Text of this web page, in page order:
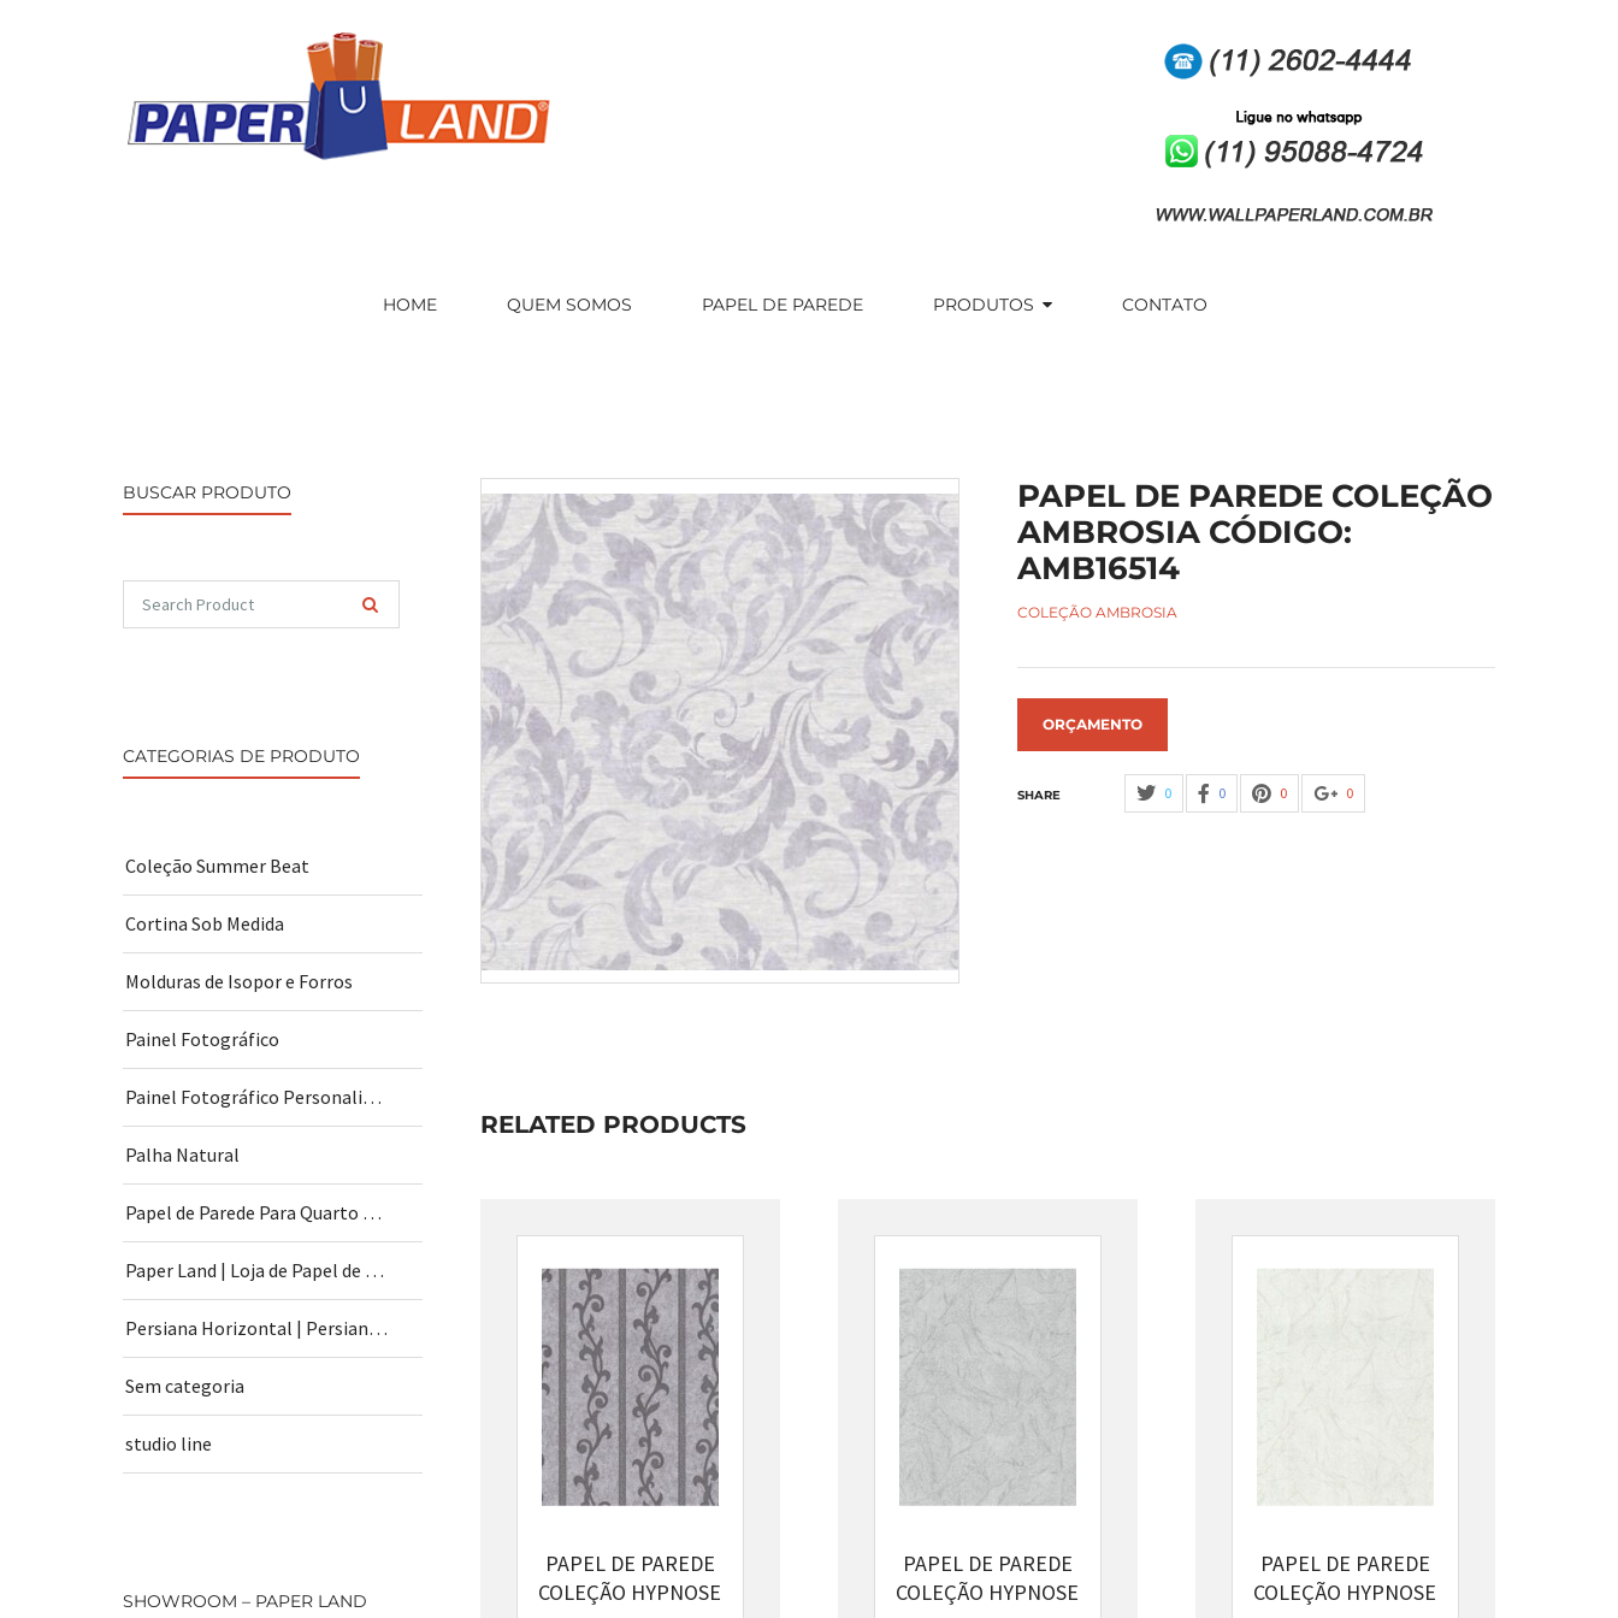
HOME QUEM SOMOS PAPEL DE PAREDE PRODUTOS CONTATO
BUSCAR PRODUTO
CATEGORIAS DE PRODUTO
Coleção Summer Beat
Cortina Sob Medida
Molduras de Isopor e Forros
Painel Fotográfico
Painel Fotográfico Personalizado
Palha Natural
Papel de Parede Para Quarto de Bebê
Paper Land | Loja de Papel de Parede | São Paulo
Persiana Horizontal | Persiana Vertical
Sem categoria
studio line
SHOWROOM – PAPER LAND
PAPEL DE PAREDE COLEÇÃO
AMBROSIA CÓDIGO:
AMB16514
COLEÇÃO AMBROSIA
ORÇAMENTO
SHARE 0 0 0 0
RELATED PRODUCTS
PAPEL DE PAREDE
COLEÇÃO HYPNOSE
PAPEL DE PAREDE
COLEÇÃO HYPNOSE
PAPEL DE PAREDE
COLEÇÃO HYPNOSE